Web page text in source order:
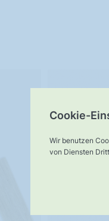
Cookie-
Wir benutzen
von Diensten